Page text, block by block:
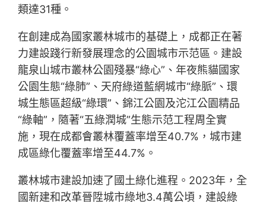
類達31種。
在創建成為國家叢林城市的基礎上，成都正在著
力建設踐行新發展理念的公園城市示范區。建設
龍泉山城市叢林公園殘暴“綠心”、年夜熊貓國家
公園生態“綠肺”、天府綠道藍網城市“綠脈”、環
城生態區超級“綠環”、錦江公園及沱江公園精品
“綠軸”，隨著“五綠潤城”生態示范工程周全實
施，現在成都會叢林覆蓋率增至40.7%，城市建
成區綠化覆蓋率增至44.7%。
叢林城市建設加速了國土綠化進程。2023年，全
國新建和改革晉陞城市綠地3.4萬公頃，建設綠